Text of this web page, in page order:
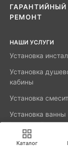
ГАРАНТИЙНЫЙ
РЕМОНТ
НАШИ УСЛУГИ
Установка
Установка
кабины
Установка
Установка ванны
акриловой
Каталог
Мы
работы сайта.
принимаете